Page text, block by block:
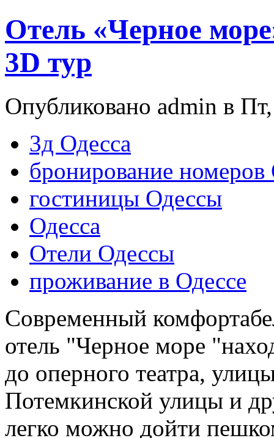
Отель «Черное
3D тур
Опубликовано admin в
3д Одесса
бронирование номеров
гостиницы Одессы
Одесса
Отели Одессы
проживание в Одессе
Современный
отель "Черное море
до оперного театра,
Потемкинской улицы и
легко можно дойти